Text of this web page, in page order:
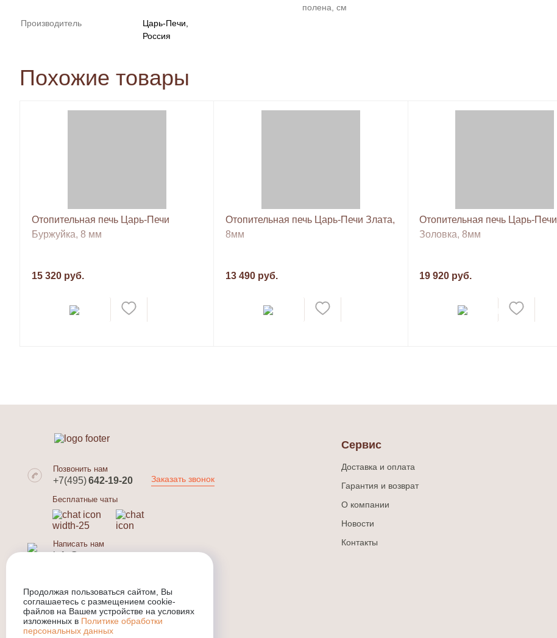
полена, см
Производитель
Царь-Печи,
Россия
Похожие товары
Отопительная печь Царь-Печи
Буржуйка, 8 мм
15 320 руб.
Отопительная печь Царь-Печи Злата,
8мм
13 490 руб.
Отопительная печь Царь-Печи
Золовка, 8мм
19 920 руб.
Позвонить нам
+7(495)642-19-20 Заказать звонок
Бесплатные чаты
Написать нам
info@r-sauna.ru
info@r-sauna.ru
Сервис
Доставка и оплата
Гарантия и возврат
О компании
Новости
Контакты
Продолжая пользоваться сайтом, Вы
соглашаетесь с размещением cookie-
файлов на Вашем устройстве на условиях
изложенных в Политике обработки
персональных данных